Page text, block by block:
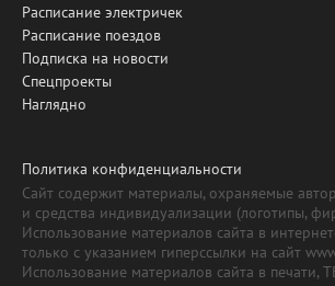
Расписание электричек
Расписание поездов
Подписка на новости
Спецпроекты
Наглядно
Политика конфиденциальности
Сайт содержит материалы, охраняемые
и средства индивидуализации (логотипы,
Использование материалов сайта в
только с указанием гиперссылки на сайт
Использование материалов сайта в печати,